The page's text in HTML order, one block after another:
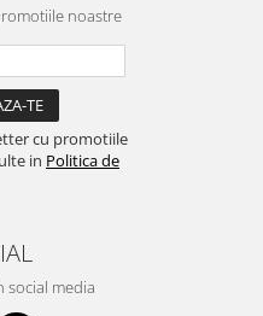
noastre
cu promotiile
in Politica de
social media